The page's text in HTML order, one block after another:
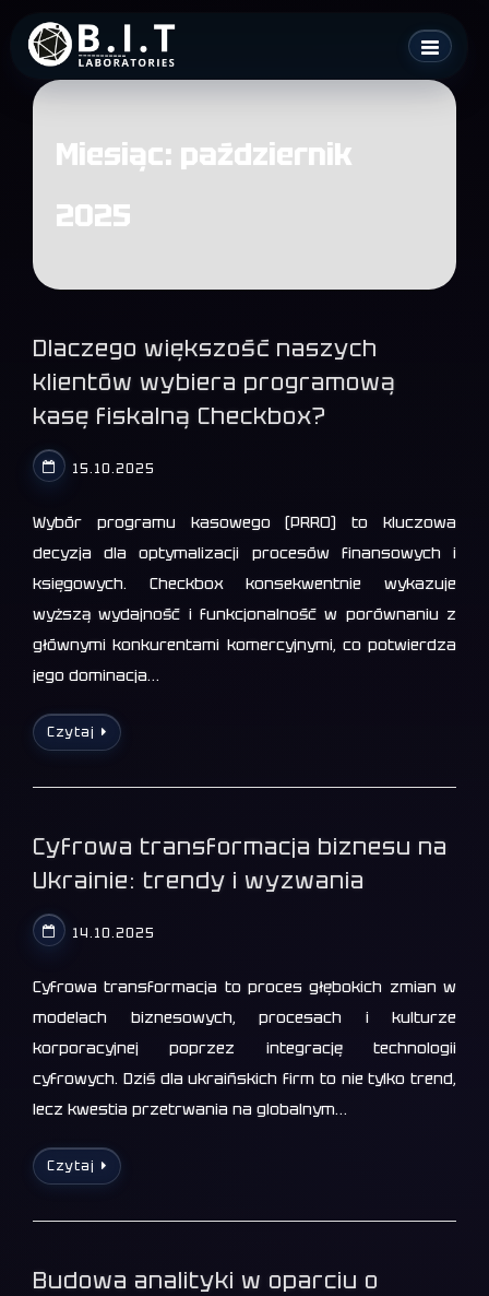
content
Miesiąc: październik
2025
Dlaczego większość naszych
klientów wybiera programową
kasę fiskalną Checkbox?
15.10.2025
Wybór programu kasowego (PRRO) to kluczowa
decyzja dla optymalizacji procesów finansowych i
księgowych. Checkbox konsekwentnie wykazuje
wyższą wydajność i funkcjonalność w porównaniu z
głównymi konkurentami komercyjnymi, co potwierdza
jego dominacja…
Czytaj
Cyfrowa transformacja biznesu na
Ukrainie: trendy i wyzwania
14.10.2025
Cyfrowa transformacja to proces głębokich zmian w
modelach biznesowych, procesach i kulturze
korporacyjnej poprzez integrację technologii
cyfrowych. Dziś dla ukraińskich firm to nie tylko trend,
lecz kwestia przetrwania na globalnym…
Czytaj
Budowa analityki w oparciu o